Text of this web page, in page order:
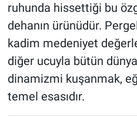
ruhunda hissettiği bu
dehanın ürünüdür.
kadim medeniyet
diğer ucuyla bütün
dinamizmi kuşanmak,
temel esasıdır.